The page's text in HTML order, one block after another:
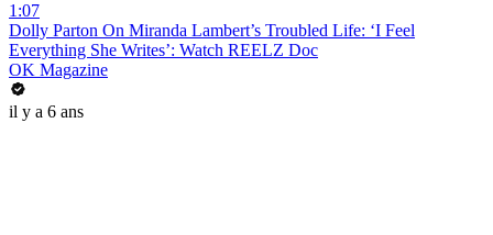
1:07
Dolly Parton On Miranda Lambert’s Troubled Life: ‘I Feel
Everything She Writes’: Watch REELZ Doc
OK Magazine
il y a 6 ans